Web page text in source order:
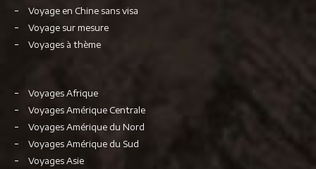
Voyage en Chine sans visa
Voyage sur mesure
Voyages à thème
Voyages Afrique
Voyages Amérique Centrale
Voyages Amérique du Nord
Voyages Amérique du Sud
Voyages Asie